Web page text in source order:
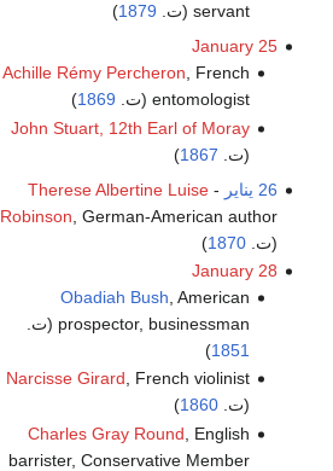
servant (ت.
1879
)
January 25
Achille Rémy Percheron , French
entomologist (ت.
1869
)
John Stuart, 12th Earl of Moray
(ت. 1867
)
26 يناير
-
Therese Albertine Luise
Robinson , German-American author
(ت.1870
)
January 28
Obadiah Bush , American
prospector, businessman (ت.
1851
)
Narcisse Girard, French violinist
(ت. 1860
)
Charles Gray Round , English
barrister, Conservative Member